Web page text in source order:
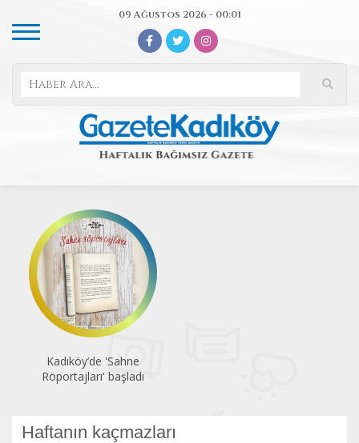
09 Ağustos 2026 - 00:01
Kadıköy’de 'Sahne
Röportajları' başladı
Haftanın kaçmazları